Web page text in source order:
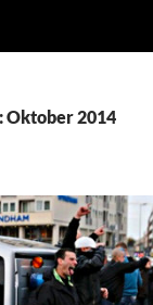
Oktober 2014